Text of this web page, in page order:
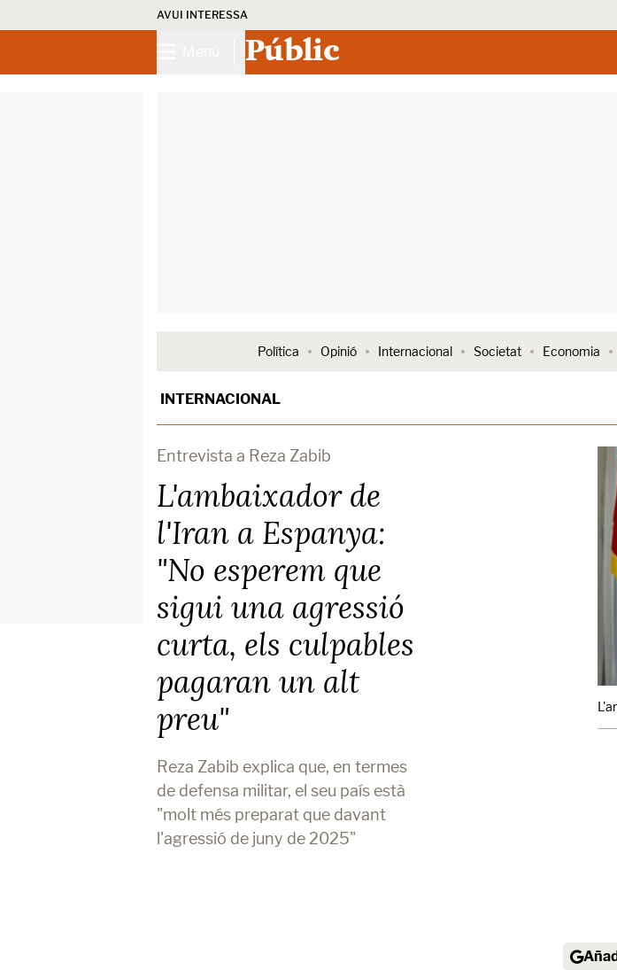
AVUI INTERESSA
Públic
Política Opinió Internacional Societat Economia
INTERNACIONAL
Entrevista a Reza Zabib
L'ambaixador de
l'Iran a Espanya:
"No esperem que
sigui una agressió
curta, els culpables
pagaran un alt
preu"
Reza Zabib explica que, en termes
de defensa militar, el seu país està
"molt més preparat que davant
l'agressió de juny de 2025"